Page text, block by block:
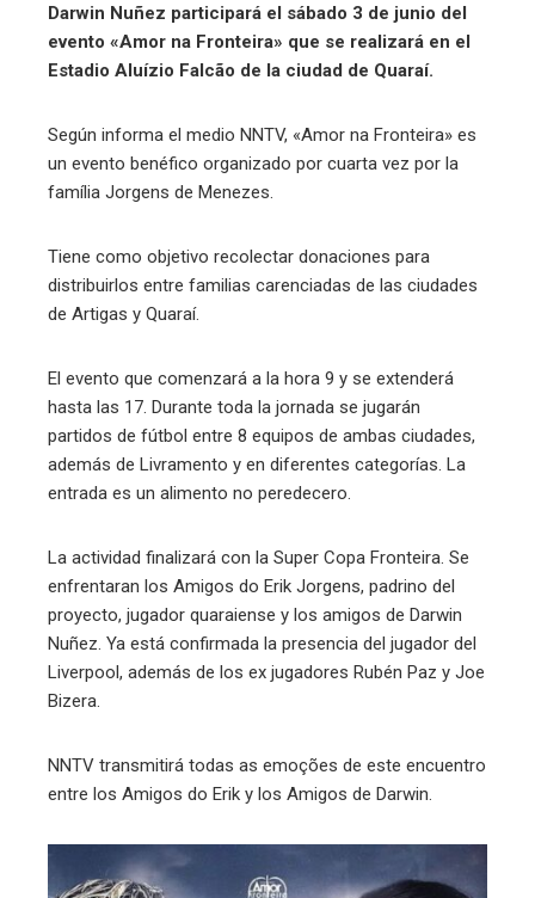
Darwin Nuñez participará el sábado 3 de junio del
evento «Amor na Fronteira» que se realizará en el
Estadio Aluízio Falcão de la ciudad de Quaraí.
Según informa el medio NNTV, «Amor na Fronteira» es
un evento benéfico organizado por cuarta vez por la
família Jorgens de Menezes.
Tiene como objetivo recolectar donaciones para
distribuirlos entre familias carenciadas de las ciudades
de Artigas y Quaraí.
El evento que comenzará a la hora 9 y se extenderá
hasta las 17. Durante toda la jornada se jugarán
partidos de fútbol entre 8 equipos de ambas ciudades,
además de Livramento y en diferentes categorías. La
entrada es un alimento no peredecero.
La actividad finalizará con la Super Copa Fronteira. Se
enfrentaran los Amigos do Erik Jorgens, padrino del
proyecto, jugador quaraiense y los amigos de Darwin
Nuñez. Ya está confirmada la presencia del jugador del
Liverpool, además de los ex jugadores Rubén Paz y Joe
Bizera.
NNTV transmitirá todas as emoções de este encuentro
entre los Amigos do Erik y los Amigos de Darwin.